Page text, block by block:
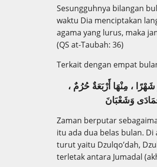
Sesungguhnya bilangan
waktu Dia menciptakan
agama yang lurus, maka
(QS at-Taubah: 36)
Terkait dengan empat
، مِنْهَا أَرْبَعَةٌ حُرُمٌ ،
وَشَعْبَانَ
Zaman berputar
itu ada dua belas bulan.
turut yaitu Dzulqo’dah,
terletak antara Jumadal